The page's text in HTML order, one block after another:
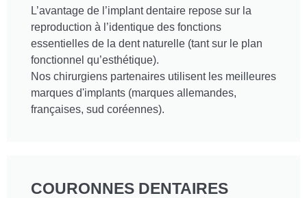
L’avantage de l’implant dentaire repose sur la
reproduction à l’identique des fonctions
essentielles de la dent naturelle (tant sur le plan
fonctionnel qu’esthétique).
Nos chirurgiens partenaires utilisent les meilleures
marques d'implants (marques allemandes,
françaises, sud coréennes).
COURONNES DENTAIRES